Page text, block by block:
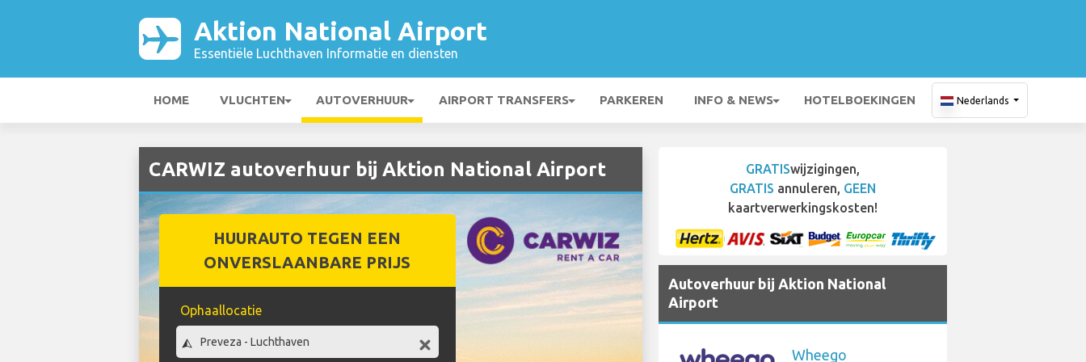
Aktion National Airport
Essentiële Luchthaven Informatie en diensten
HOME VLUCHTEN AUTOVERHUUR AIRPORT TRANSFERS PARKEREN INFO & NEWS HOTELBOEKINGEN Nederlands
CARWIZ autoverhuur bij Aktion National Airport
HUURAUTO TEGEN EEN
ONVERSLAANBARE PRIJS
Ophaallocatie
GRATISwijzigingen,
GRATIS annuleren, GEEN
kaartverwerkingskosten!
Autoverhuur bij Aktion National
Airport
Wheego